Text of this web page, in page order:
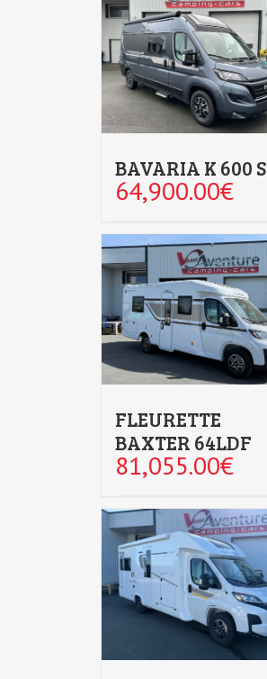
BAVARIA K 600 S
64,900.00€
FLEURETTE
BAXTER 64LDF
81,055.00€